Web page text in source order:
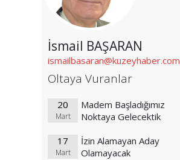
İsmail BAŞARAN
ismailbasaran@kuzeyhaber.com
Oltaya Vuranlar
20
Mart
Madem Başladığımız
Noktaya Gelecektik
17
Mart
İzin Alamayan Aday
Olamayacak